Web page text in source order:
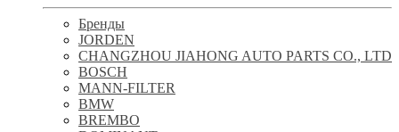
Бренды
JORDEN
CHANGZHOU JIAHONG AUTO PARTS CO., LTD
BOSCH
MANN-FILTER
BMW
BREMBO